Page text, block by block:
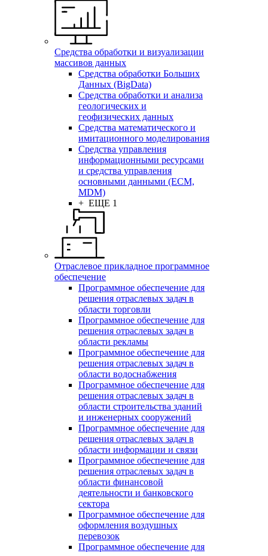
Средства обработки и визуализации
массивов данных
Средства обработки Больших
Данных (BigData)
Средства обработки и анализа
геологических и
геофизических данных
Средства математического и
имитационного моделирования
Средства управления
информационными ресурсами
и средства управления
основными данными (ECM,
MDM)
+ ЕЩЕ 1
Отраслевое прикладное программное
обеспечение
Программное обеспечение для
решения отраслевых задач в
области торговли
Программное обеспечение для
решения отраслевых задач в
области рекламы
Программное обеспечение для
решения отраслевых задач в
области водоснабжения
Программное обеспечение для
решения отраслевых задач в
области строительства зданий
и инженерных сооружений
Программное обеспечение для
решения отраслевых задач в
области информации и связи
Программное обеспечение для
решения отраслевых задач в
области финансовой
деятельности и банковского
сектора
Программное обеспечение для
оформления воздушных
перевозок
Программное обеспечение для